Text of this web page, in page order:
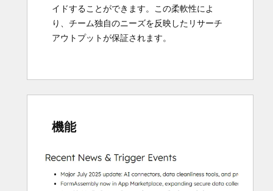
イドすることができます。この柔軟性によ
り、チーム独自のニーズを反映したリサーチ
アウトプットが保証されます。
報を見つけるよう、エージェントに依頼する
ことができます。また、変更を展開する前
のパフォーマンスをプレビューすることもで
ードとして企業レコードに反映され
ームがすでに活動している業務の流れでイン
サイトにアクセスできるようになることで
機能